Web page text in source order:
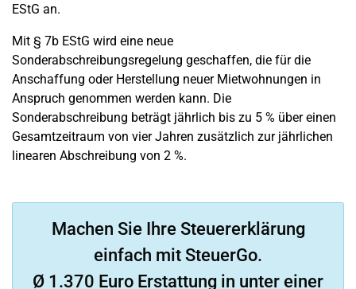
EStG an.
Mit § 7b EStG wird eine neue
Sonderabschreibungsregelung geschaffen, die für die
Anschaffung oder Herstellung neuer Mietwohnungen in
Anspruch genommen werden kann. Die
Sonderabschreibung beträgt jährlich bis zu 5 % über einen
Gesamtzeitraum von vier Jahren zusätzlich zur jährlichen
linearen Abschreibung von 2 %.
Machen Sie Ihre Steuererklärung
einfach mit SteuerGo.
Ø 1.370 Euro Erstattung in unter einer